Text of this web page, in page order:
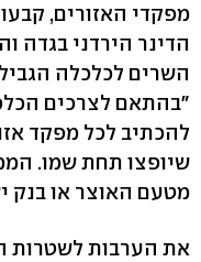
מפקדי האזורים,
הדינר הירדני בגדה
השרים לכלכלה
"בהתאם לצרכים
להכתיב לכל מפקד
שיופצו תחת שמו.
מטעם האוצר או בנק
את הערבות לשטרות